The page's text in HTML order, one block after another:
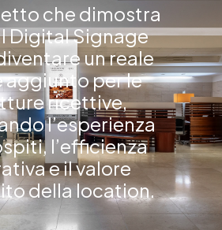
che dimostra
Digital Signage
un reale
aggiunto per le
ricettive,
l’esperienza
l’efficienza
e il valore
della location.